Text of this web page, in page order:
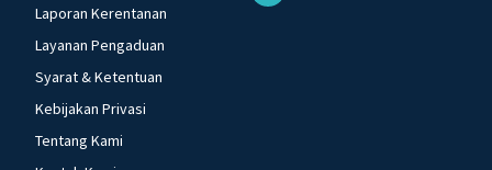
Laporan Kerentanan
Layanan Pengaduan
Syarat & Ketentuan
Kebijakan Privasi
Tentang Kami